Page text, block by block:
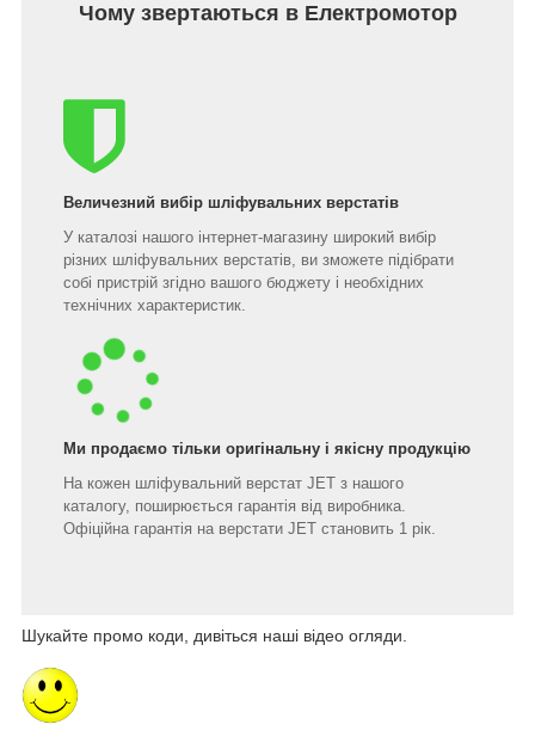
Чому звертаються в Електромотор
Величезний вибір шліфувальних верстатів
У каталозі нашого інтернет-магазину широкий вибір
різних шліфувальних верстатів, ви зможете підібрати
собі пристрій згідно вашого бюджету і необхідних
технічних характеристик.
Ми продаємо тільки оригінальну і якісну продукцію
На кожен шліфувальний верстат JET з нашого
каталогу, поширюється гарантія від виробника.
Офіційна гарантія на верстати JET становить 1 рік.
Шукайте промо коди, дивіться наші відео огляди.